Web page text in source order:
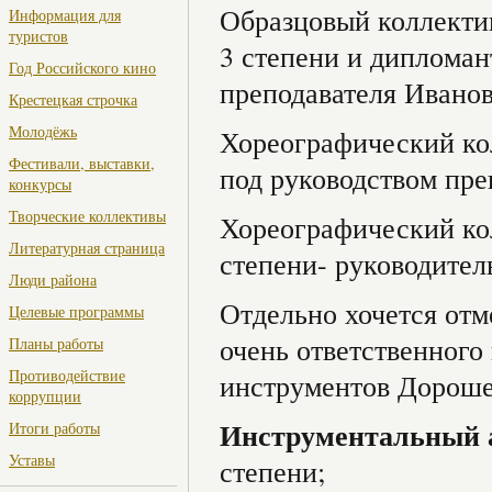
Информация для
туристов
Год Российского кино
Крестецкая строчка
Молодёжь
Фестивали, выставки,
конкурсы
Творческие коллективы
Литературная страница
Люди района
Целевые программы
Планы работы
Противодействие
коррупции
Итоги работы
Уставы
Образцовый
3 степени и
преподавателя
Хореографический
под руководством
Хореографический
степени-
Отдельно хочется
очень
инструментов
Инструментальный
степени;